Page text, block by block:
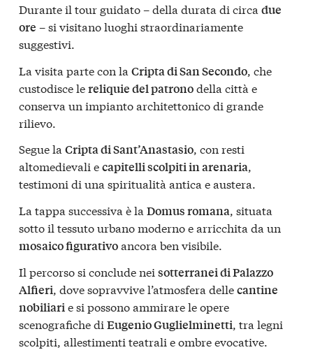
Durante il tour guidato – della durata di circa due
ore – si visitano luoghi straordinariamente
suggestivi.
La visita parte con la Cripta di San Secondo, che
custodisce lereliquie del patronodella città e
conserva un impianto architettonico di grande
rilievo.
Segue la Cripta di Sant’Anastasio, con resti
altomedievali ecapitelli scolpiti in arenaria,
testimoni di una spiritualità antica e austera.
La tappa successiva è la Domus romana, situata
sotto il tessuto urbano moderno e arricchita da un
mosaico figurativoancora ben visibile.
Il percorso si conclude nei sotterranei di Palazzo
Alfieri , dove sopravvive l’atmosfera dellecantine
nobiliari e si possono ammirare le opere
scenografiche di Eugenio Guglielminetti , tra legni
scolpiti, allestimenti teatrali e ombre evocative.